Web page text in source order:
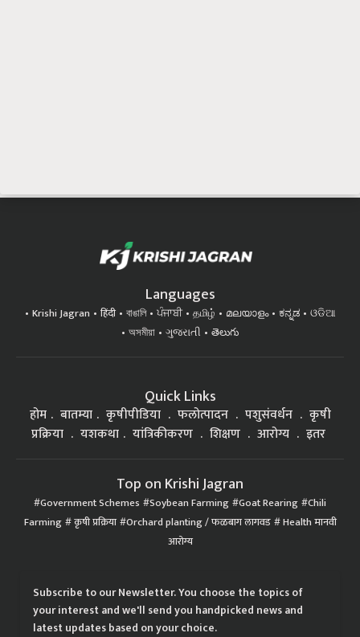
Languages
Krishi Jagran हिंदी বাঙালি ਪੰਜਾਬੀ தமிழ் മലയാളം ಕನ್ನಡ
ଓଡିଆ
অসমীয়া
ગુજરાતી తెలుగు
Quick Links
होम बातम्या कृषीपीडिया फलोत्पादन पशुसंवर्धन
कृषी
प्रक्रिया
यशकथा यांत्रिकीकरण शिक्षण आरोग्य इतर
Top on Krishi Jagran
Government Schemes Soybean Farming Goat Rearing Chili
Farming कृषी प्रक्रिया Orchard planting / फळबाग लागवड Health मानवी
आरोग्य
Subscribe to our Newsletter. You choose the topics of
your interest and we'll send you handpicked news and
latest updates based on your choice.